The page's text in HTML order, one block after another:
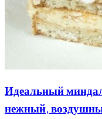
Идеальный
нежный,